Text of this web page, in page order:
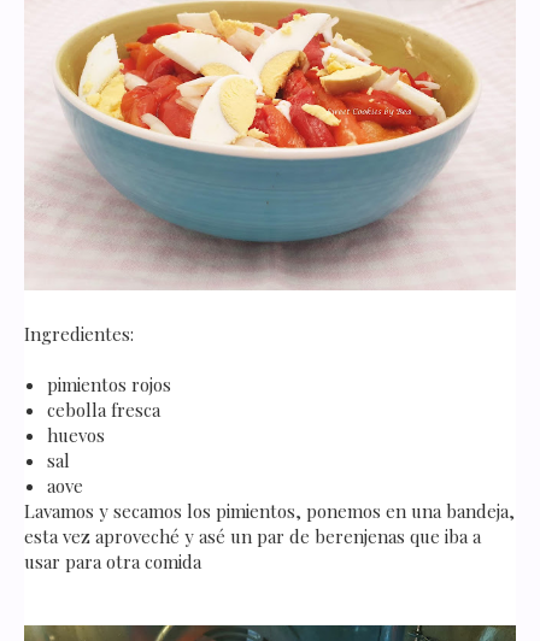
Ingredientes:
pimientos rojos
cebolla fresca
huevos
sal
aove
Lavamos y secamos los pimientos, ponemos en una bandeja,
esta vez aproveché y asé un par de berenjenas que iba a
usar para otra comida